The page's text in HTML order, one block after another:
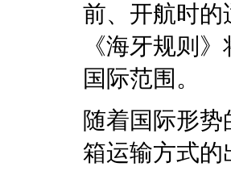
前、开航时的
《海牙规则
国际范围。
随着国际形
箱运输方式的